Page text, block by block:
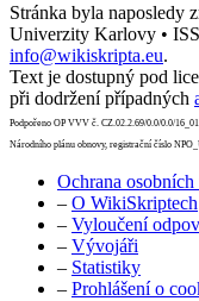
Stránka byla naposledy
Univerzity Karlovy •
info@wikiskripta.eu.
Text je dostupný pod
při dodržení případných
Podpořeno OP VVV č. CZ.02.2.69/0.0/0.0/
Národního plánu obnovy, registrační číslo
Ochrana osobních
– O WikiSkriptech
– Vyloučení
– Vývojáři
– Statistiky
– Prohlášení o